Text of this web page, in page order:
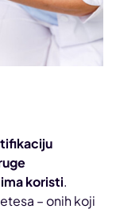
koristi.
– onih koji